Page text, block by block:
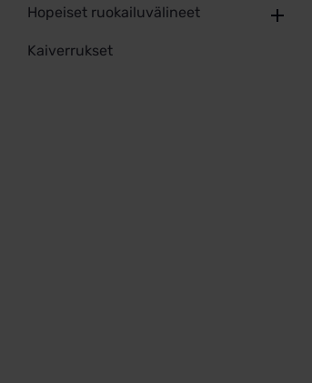
Hopeiset ruokailuvälineet
Kaiverrukset